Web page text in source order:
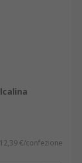
12,39 €/confezione